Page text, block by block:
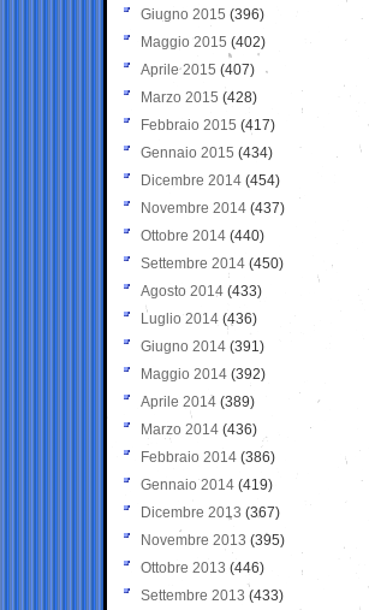
Giugno 2015 (396)
Maggio 2015 (402)
Aprile 2015 (407)
Marzo 2015 (428)
Febbraio 2015 (417)
Gennaio 2015 (434)
Dicembre 2014 (454)
Novembre 2014 (437)
Ottobre 2014 (440)
Settembre 2014 (450)
Agosto 2014 (433)
Luglio 2014 (436)
Giugno 2014 (391)
Maggio 2014 (392)
Aprile 2014 (389)
Marzo 2014 (436)
Febbraio 2014 (386)
Gennaio 2014 (419)
Dicembre 2013 (367)
Novembre 2013 (395)
Ottobre 2013 (446)
Settembre 2013 (433)